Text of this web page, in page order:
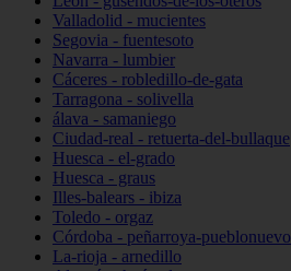
Valladolid - mucientes
Segovia - fuentesoto
Navarra - lumbier
Cáceres - robledillo-de-gata
Tarragona - solivella
álava - samaniego
Ciudad-real - retuerta-del-bullaque
Huesca - el-grado
Huesca - graus
Illes-balears - ibiza
Toledo - orgaz
Córdoba - peñarroya-pueblonuevo
La-rioja - arnedillo